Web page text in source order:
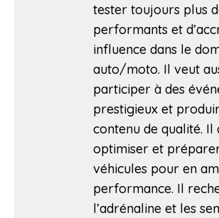
tester toujours plus
performants et
influence dans le
auto/moto. Il veut
participer à des
prestigieux et
contenu de qualité. Il
optimiser et
véhicules pour en
performance. Il
l’adrénaline et les